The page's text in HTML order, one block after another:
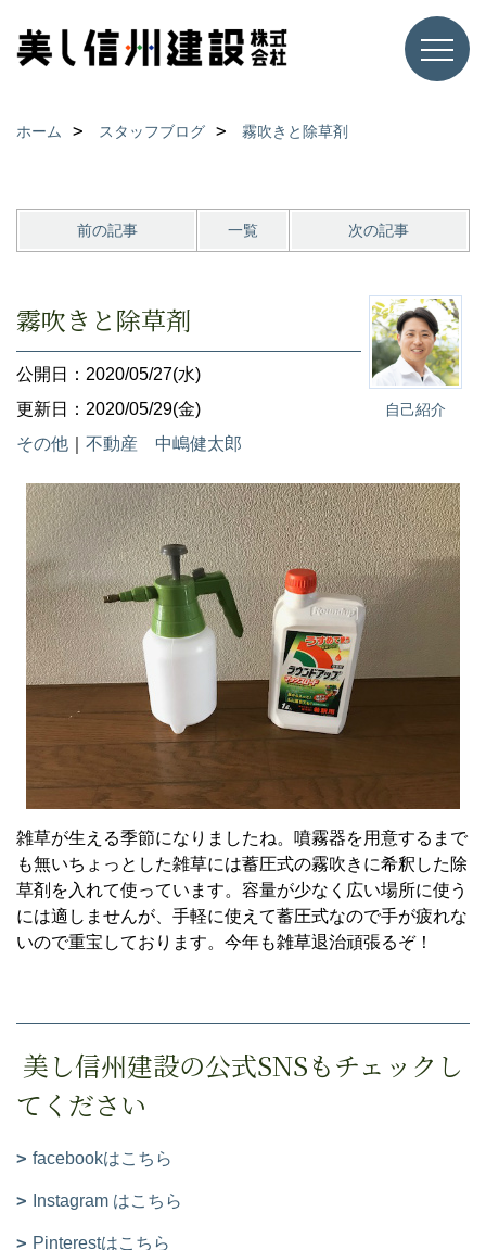
ホーム スタッフブログ 霧吹きと除草剤
前の記事 一覧 次の記事
自己紹介
霧吹きと除草剤
公開日：2020/05/27(水)
更新日：2020/05/29(金)
その他
不動産 中嶋健太郎
雑草が生える季節になりましたね。噴霧器を用意するまで
も無いちょっとした雑草には蓄圧式の霧吹きに希釈した除
草剤を入れて使っています。容量が少なく広い場所に使う
には適しませんが、手軽に使えて蓄圧式なので手が疲れな
いので重宝しております。今年も雑草退治頑張るぞ！
美し信州建設の公式SNSもチェックし
てください
facebookはこちら
Instagram はこちら
Pinterestはこちら